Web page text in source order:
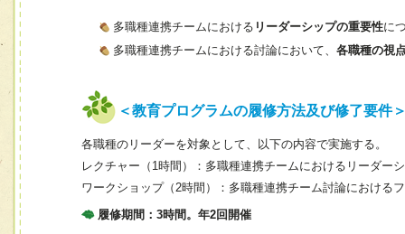
多職種連携チームにおける リーダーシップの重要性に
多職種連携チームにおける討論において、各職種の視
＜教育プログラムの履修方法及び修了要件
各職種のリーダーを対象として、以下の内容で実施する。
レクチャー（1時間）：多職種連携チームにおけるリーダー
ワークショップ（2時間）：多職種連携チーム討論における
履修期間：3時間。年2回開催